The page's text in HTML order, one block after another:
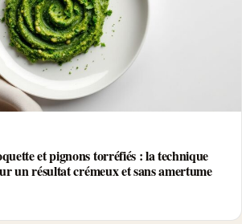
et pignons torréfiés : la technique
un résultat crémeux et sans amertume